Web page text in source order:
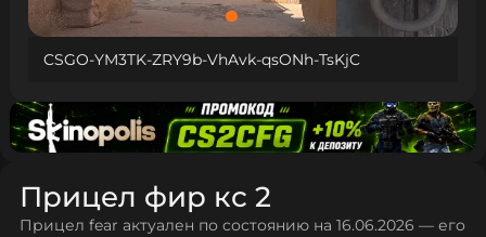
CSGO-YM3TK-ZRY9b-VhAvk-qsONh-TsKjC
Прицел фир кс 2
Прицел fear актуален по состоянию на 16.06.2026 — его